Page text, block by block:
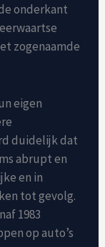
onderkant
zogenaamde
eigen
duidelijk dat
abrupt en
en in
tot gevolg.
1983
op auto’s